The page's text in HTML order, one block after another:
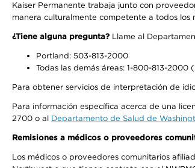
Kaiser Permanente trabaja junto con
manera culturalmente competente a todos los
¿Tiene alguna pregunta? Llame al
Portland: 503-813-2000
Todas las demás áreas: 1-800-813-2000
Para obtener servicios de interpretación de
Para información específica acerca de una
2700 o al Departamento de Salud de
Remisiones a médicos o proveedores
Los médicos o proveedores comunitarios